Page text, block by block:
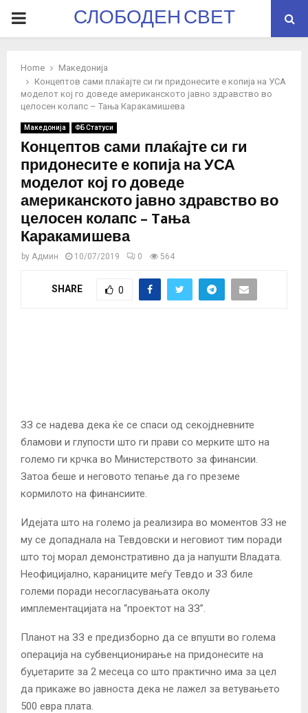
PRIMARYСЛОБОДЕН СВЕТ
Home
Македонија
Концептов сами плаќајте си ги придонесите е копија на УСА
моделот кој го доведе американското јавно здравство во
целосен колапс – Taња Каракамишева
Македонија ФБ Статуси
Концептов сами плаќајте си ги
придонесите е копија на УСА
моделот кој го доведе
американското јавно здравство во
целосен колапс – Taња
Каракамишева
by Админ 10/07/2019 0 564
SHARE 0
ЗЗ се надева дека ќе се спаси од секојдневните
бламови и глупости што ги прави со мерките што на
големо ги крчка во Министерството за финансии.
Затоа беше и неговото тепање да го преземе
кормилото на финансиите.
Идејата што на големо ја реализира во моментов ЗЗ не
му се допаднала на Тевдовски и неговиот тим поради
што тој морал демонстративно да ја напушти Владата.
Неофицијално, караниците меѓу Тевдо и ЗЗ биле
големи поради несогласувањата околу
имплементацијата на “проектот на ЗЗ”.
Планот на ЗЗ е предизборно да се впушти во голема
операција на субвенционирање на придонесите на
буџетарите за 2 месеца со што практично има за цел
да прикаже во јавноста дека не лажел за ветувањето
500 евра плата.